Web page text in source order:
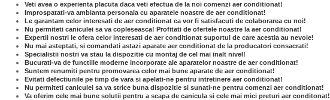
Veti avea o experienta placuta daca veti efectua de la noi comenzi aer conditionat!
Improspatati-va ambianta personala cu aparatele noastre de aer conditionat!
Le garantam celor interesati de aer conditionat ca vor fi satisfacuti de colaborarea cu noi!
Nu permiteti caniculei sa va copleseasca! Profitati de ofertele noastre la aer conditionat!
Expertii nostri le ofera celor interesati de aer conditionat suportul de care acestia au nevoie!
Nu mai asteptati, si comandati astazi aparate aer conditionat de la producatori consacrati!
Specialistii nostri va stau la dispozitie cu montaj de cel mai inalt nivel!
Bucurati-va de functiile moderne incorporate ale aparatelor noastre de aer conditionat!
Suntem renumiti pentru promovarea celor mai bune aparate de aer conditionat!
Evitati defectiunile pe timp de vara si apelati-ne pentru intretinere aer conditionat!
Nu permiteti caniculei sa va strice buna dispozitie si sunati-ne pentru comenzi aer conditionat!
Va oferim cele mai bune solutii pentru a scapa de canicula si cele mai mici preturi aer conditonat!